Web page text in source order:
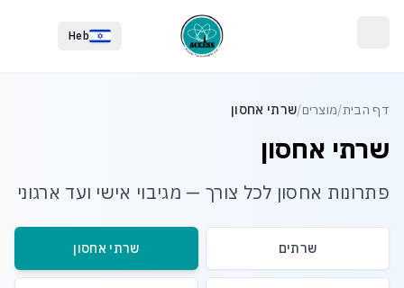
Heb
דף הבית/מוצרים/שרתי אחסון
שרתי אחסון
פתרונות אחסון לכל צורך — מגיבוי אישי ועד ארגוני
שרתים שרתי אחסון